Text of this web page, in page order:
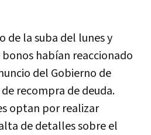
de la suba del lunes y
habían reaccionado
del Gobierno de
recompra de deuda.
optan por realizar
de detalles sobre el